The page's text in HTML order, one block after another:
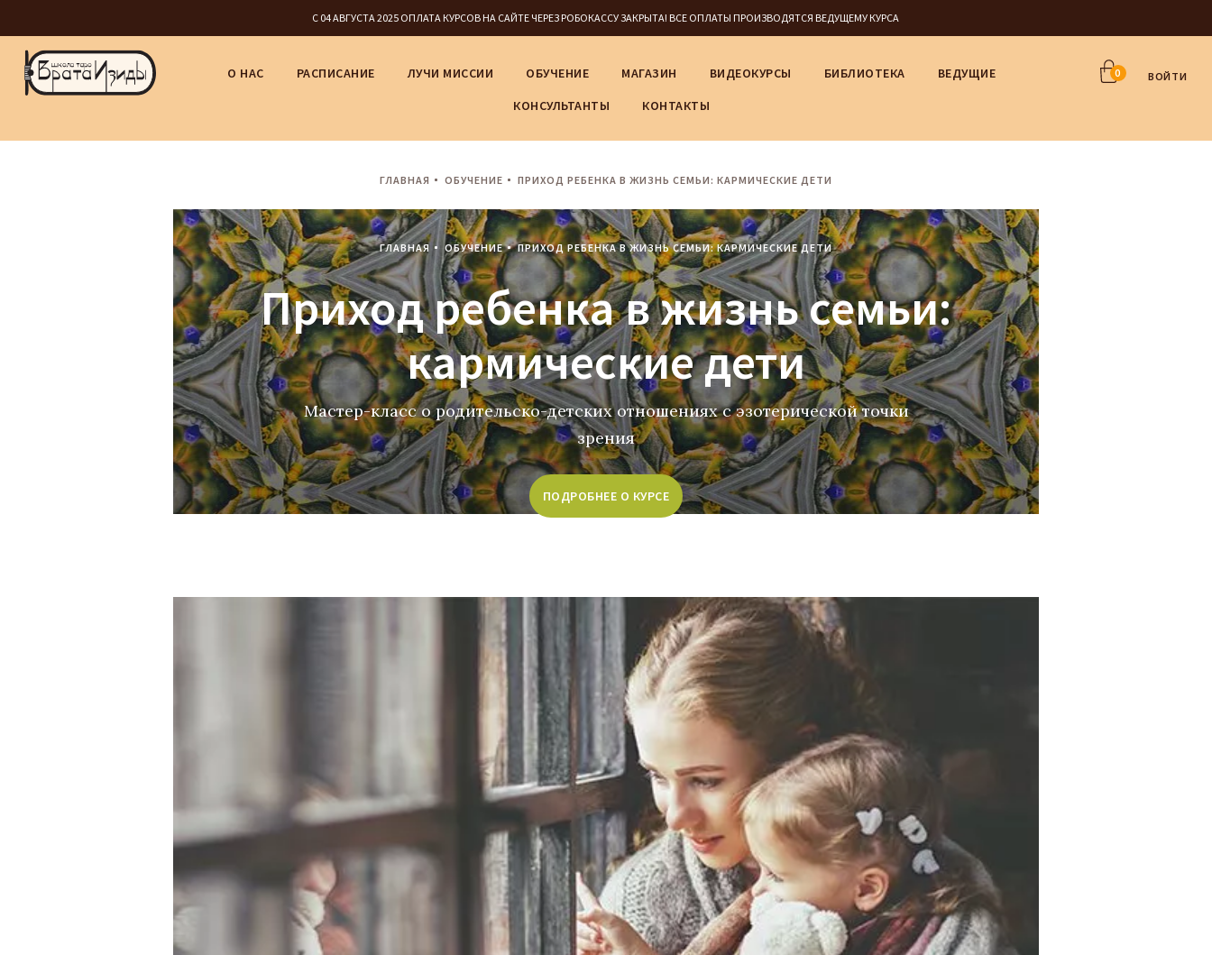
С 04 АВГУСТА 2025 ОПЛАТА КУРСОВ НА САЙТЕ ЧЕРЕЗ РОБОКАССУ ЗАКРЫТА! ВСЕ ОПЛАТЫ ПРОИЗВОДЯТСЯ ВЕДУЩЕМУ КУРСА
0 ВОЙТИ
О НАС РАСПИСАНИЕ ЛУЧИ МИССИИ ОБУЧЕНИЕ МАГАЗИН ВИДЕОКУРСЫ БИБЛИОТЕКА
ВЕДУЩИЕ
КОНСУЛЬТАНТЫ
КОНТАКТЫ
ГЛАВНАЯ ОБУЧЕНИЕ ПРИХОД РЕБЕНКА В ЖИЗНЬ СЕМЬИ: КАРМИЧЕСКИЕ ДЕТИ
ГЛАВНАЯ ОБУЧЕНИЕ ПРИХОД РЕБЕНКА В ЖИЗНЬ СЕМЬИ: КАРМИЧЕСКИЕ ДЕТИ
Приход ребенка в жизнь семьи:
кармические дети
Мастер-класс о родительско-детских отношениях с эзотерической точки
зрения
ПОДРОБНЕЕ О КУРСЕ